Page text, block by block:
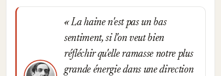
La haine n'est pas un bas
sentiment, si l'on veut bien
réfléchir qu'elle ramasse notre plus
grande énergie dans une direction